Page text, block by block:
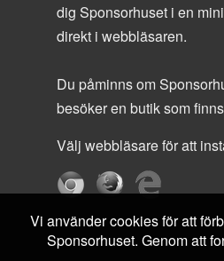
dig Sponsorhuset i en
direkt i webbläsaren.
Du påminns om
besöker en butik som
Välj webbläsare för att
Vi använder cookies för att
Sponsorhuset. Genom att